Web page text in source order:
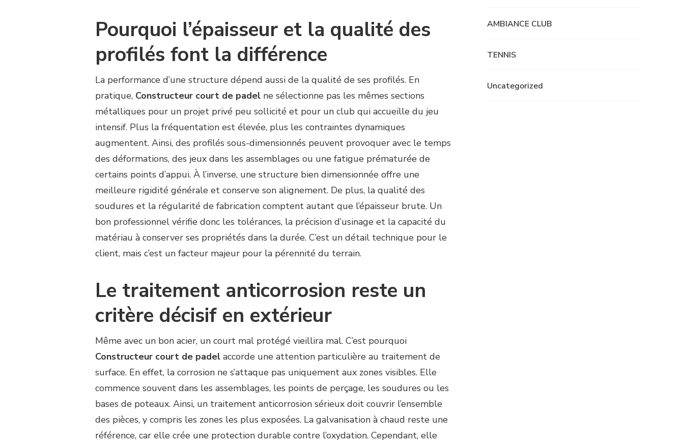
Pourquoi l’épaisseur et la qualité des
profilés font la différence
La performance d’une structure dépend aussi de la qualité de ses profilés. En
pratique, Constructeur court de padel ne sélectionne pas les mêmes sections
métalliques pour un projet privé peu sollicité et pour un club qui accueille du jeu
intensif. Plus la fréquentation est élevée, plus les contraintes dynamiques
augmentent. Ainsi, des profilés sous-dimensionnés peuvent provoquer avec le temps
des déformations, des jeux dans les assemblages ou une fatigue prématurée de
certains points d’appui. À l’inverse, une structure bien dimensionnée offre une
meilleure rigidité générale et conserve son alignement. De plus, la qualité des
soudures et la régularité de fabrication comptent autant que l’épaisseur brute. Un
bon professionnel vérifie donc les tolérances, la précision d’usinage et la capacité du
matériau à conserver ses propriétés dans la durée. C’est un détail technique pour le
client, mais c’est un facteur majeur pour la pérennité du terrain.
Le traitement anticorrosion reste un
critère décisif en extérieur
Même avec un bon acier, un court mal protégé vieillira mal. C’est pourquoi
Constructeur court de padel accorde une attention particulière au traitement de
surface. En effet, la corrosion ne s’attaque pas uniquement aux zones visibles. Elle
commence souvent dans les assemblages, les points de perçage, les soudures ou les
bases de poteaux. Ainsi, un traitement anticorrosion sérieux doit couvrir l’ensemble
des pièces, y compris les zones les plus exposées. La galvanisation à chaud reste une
référence, car elle crée une protection durable contre l’oxydation. Cependant, elle
AMBIANCE CLUB
TENNIS
Uncategorized